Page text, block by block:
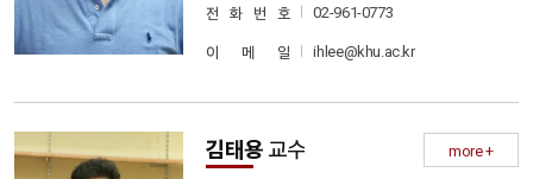
전 화 번 호
02-961-0773
이 메 일 ihlee@khu.ac.kr
김태용 교수
more +